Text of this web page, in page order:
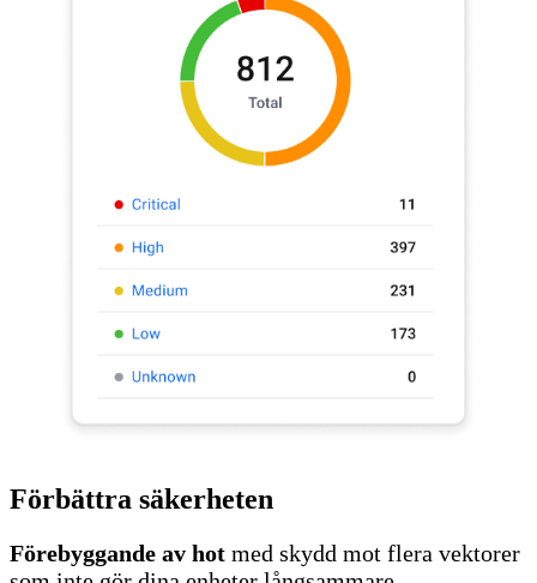
Förbättra säkerheten
Förebyggande av hot med skydd mot flera vektorer